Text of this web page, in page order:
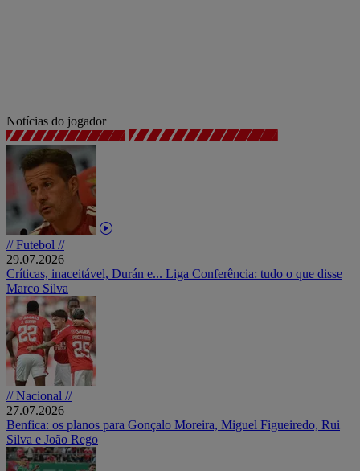
Notícias do jogador
// Futebol //
29.07.2026
Críticas, inaceitável, Durán e... Liga Conferência: tudo o que disse
Marco Silva
// Nacional //
27.07.2026
Benfica: os planos para Gonçalo Moreira, Miguel Figueiredo, Rui
Silva e João Rego